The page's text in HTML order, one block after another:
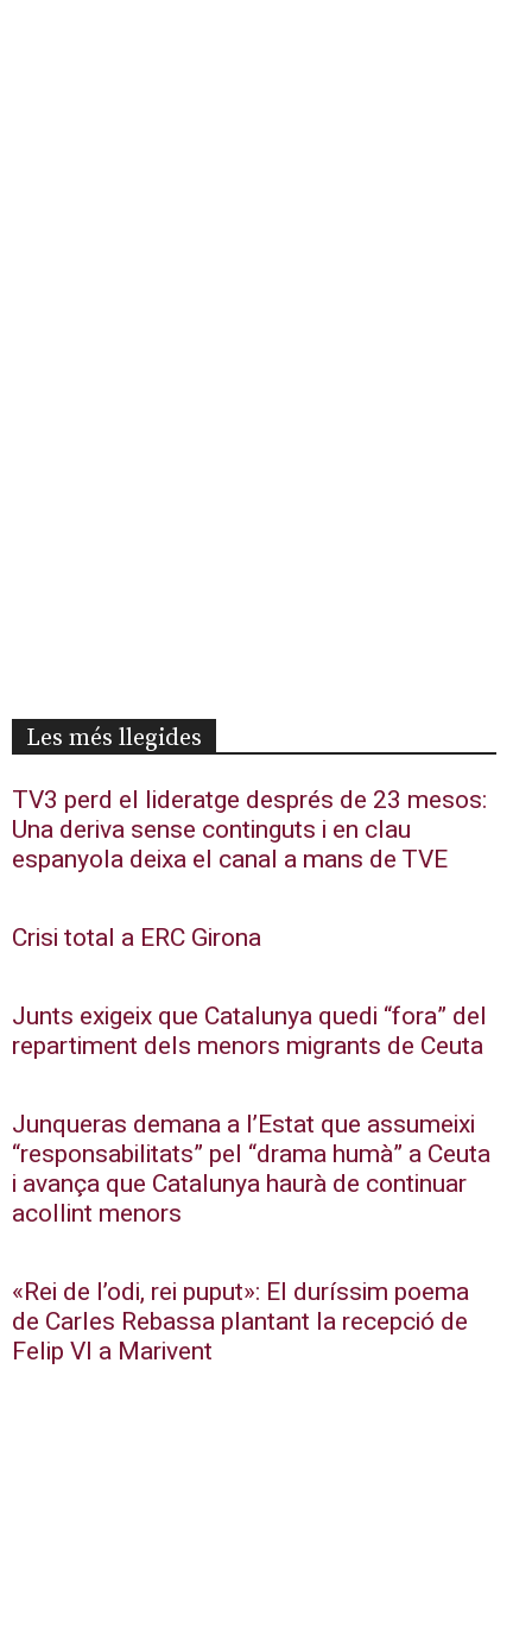
Les més llegides
TV3 perd el lideratge després de 23 mesos:
Una deriva sense continguts i en clau
espanyola deixa el canal a mans de TVE
Crisi total a ERC Girona
Junts exigeix que Catalunya quedi “fora” del
repartiment dels menors migrants de Ceuta
Junqueras demana a l’Estat que assumeixi
“responsabilitats” pel “drama humà” a Ceuta
i avança que Catalunya haurà de continuar
acollint menors
«Rei de l’odi, rei puput»: El duríssim poema
de Carles Rebassa plantant la recepció de
Felip VI a Marivent